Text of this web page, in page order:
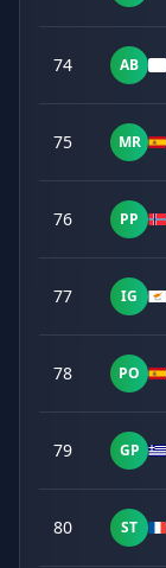
74 AB
75 MR
76 PP
77 IG
78 PO
79 GP
80 ST